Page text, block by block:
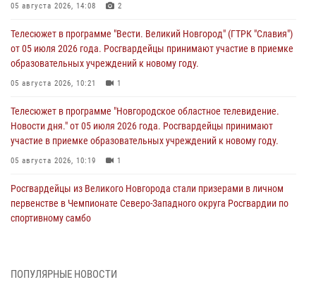
05 августа 2026, 14:08 2
Телесюжет в программе "Вести. Великий Новгород" (ГТРК "Славия")
от 05 июля 2026 года. Росгвардейцы принимают участие в приемке
образовательных учреждений к новому году.
05 августа 2026, 10:21 1
Телесюжет в программе "Новгородское областное телевидение.
Новости дня." от 05 июля 2026 года. Росгвардейцы принимают
участие в приемке образовательных учреждений к новому году.
05 августа 2026, 10:19 1
Росгвардейцы из Великого Новгорода стали призерами в личном
первенстве в Чемпионате Северо-Западного округа Росгвардии по
спортивному самбо
ПОПУЛЯРНЫЕ НОВОСТИ